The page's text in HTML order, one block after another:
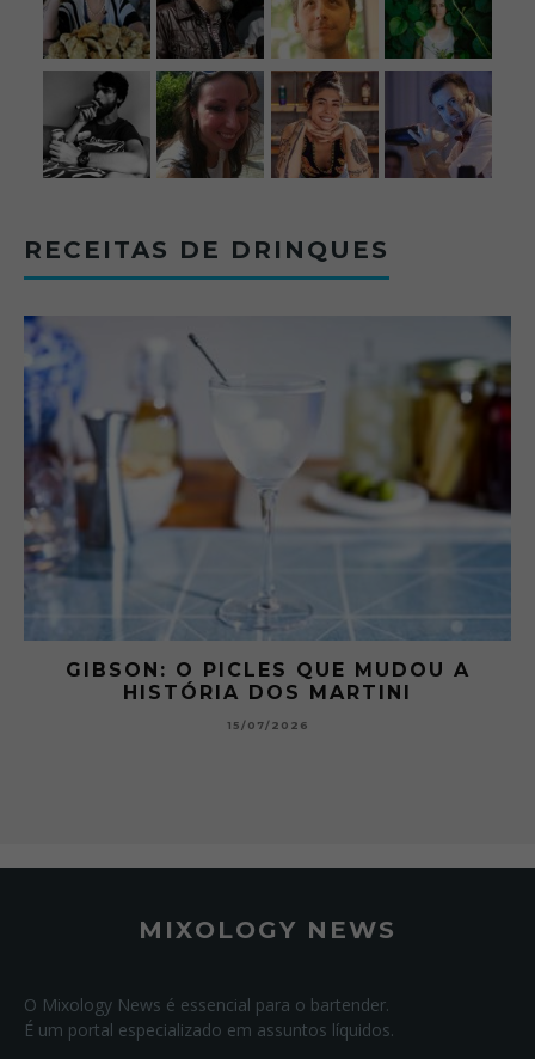
RECEITAS DE DRINQUES
GIBSON: O PICLES QUE MUDOU A
HISTÓRIA DOS MARTINI
15/07/2026
MIXOLOGY NEWS
O Mixology News é essencial para o bartender.
É um portal especializado em assuntos líquidos.